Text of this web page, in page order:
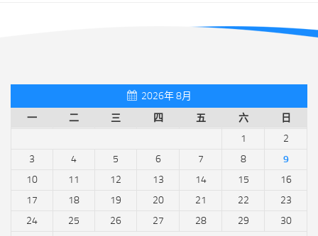
2026年 8月
一
二 三 四 五 六 日
1
2
3
4 5 6 7 8
9
10
11 12 13 14 15
16
17
18 19 20 21 22
23
24
25 26 27 28 29
30